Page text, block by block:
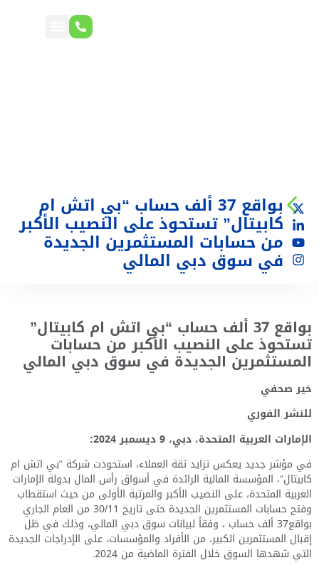
بواقع 37 ألف حساب “بي اتش ام
كابيتال” تستحوذ على النصيب الأكبر
من حسابات المستثمرين الجديدة
في سوق دبي المالي
بواقع 37 ألف حساب “بي اتش ام كابيتال”
تستحوذ على النصيب الأكبر من حسابات
المستثمرين الجديدة في سوق دبي المالي
خير صحفي
للنشر الفوري
الإمارات العربية المتحدة، دبي، 9 ديسمبر 2024:
في مؤشر جديد يعكس تزايد ثقة العملاء، استحوذت شركة “بي اتش ام
كابيتال“، المؤسسة المالية الرائدة في أسواق رأس المال بدولة الإمارات
العربية المتحدة، على النصيب الأكبر والمرتبة الأولى من حيث استقطاب
وفتح حسابات المستثمرين الجديدة حتى تاريخ 30/11 من العام الجاري
بواقع37 ألف حساب ، وفقاً لبيانات سوق دبي المالي، وذلك في ظل
إقبال المستثمرين الكبير، من الأفراد والمؤسسات، على الإدراجات الجديدة
التي شهدها السوق خلال الفترة الماضية من 2024.